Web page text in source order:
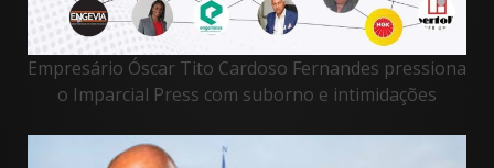
Empresário Óscar Tito Cardoso Fernandes pressiona
o Imparcial Press com suborno e intimidações